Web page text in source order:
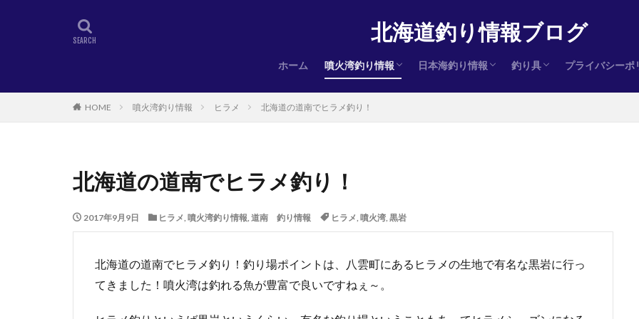
北海道釣り情報ブログ
ホーム 噴火湾釣り情報
ヒラメ
サクラマス
アキアジ（鮭）
日本海釣り情報
ヒラメ
サクラマス
アキアジ（鮭）
釣り具
ヒラメ
サクラマス
アキアジ（鮭）
インプレ
プライバシーポ
HOME 噴火湾釣り情報 ヒラメ 北海道の道南でヒラメ釣り！
北海道の道南でヒラメ釣り！
2017年9月9日 ヒラメ, 噴火湾釣り情報, 道南 釣り情報 ヒラメ, 噴火湾, 黒岩
北海道の道南でヒラメ釣り！釣り場ポイントは、八雲町にあるヒラメの生地で有名な黒岩に行っ
てきました！噴火湾は釣れる魚が豊富で良いですねぇ～。